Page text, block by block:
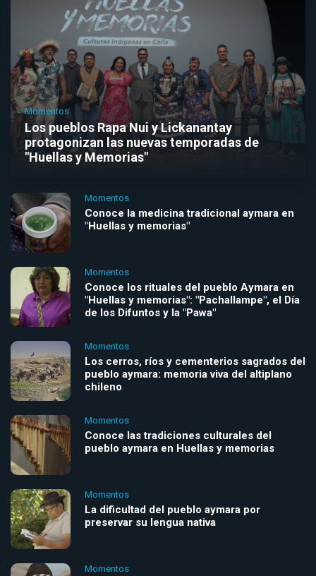
Momentos
Los pueblos Rapa Nui y Lickanantay
protagonizan las nuevas temporadas de
"Huellas y Memorias"
Momentos
Conoce la medicina tradicional aymara en
"Huellas y memorias"
Momentos
Conoce los rituales del pueblo Aymara en
"Huellas y memorias": "Pachallampe", el Día
de los Difuntos y la "Pawa"
Momentos
Los cerros, ríos y cementerios sagrados del
pueblo aymara: memoria viva del altiplano
chileno
Momentos
Conoce las tradiciones culturales del
pueblo aymara en Huellas y memorias
Momentos
La dificultad del pueblo aymara por
preservar su lengua nativa
Momentos